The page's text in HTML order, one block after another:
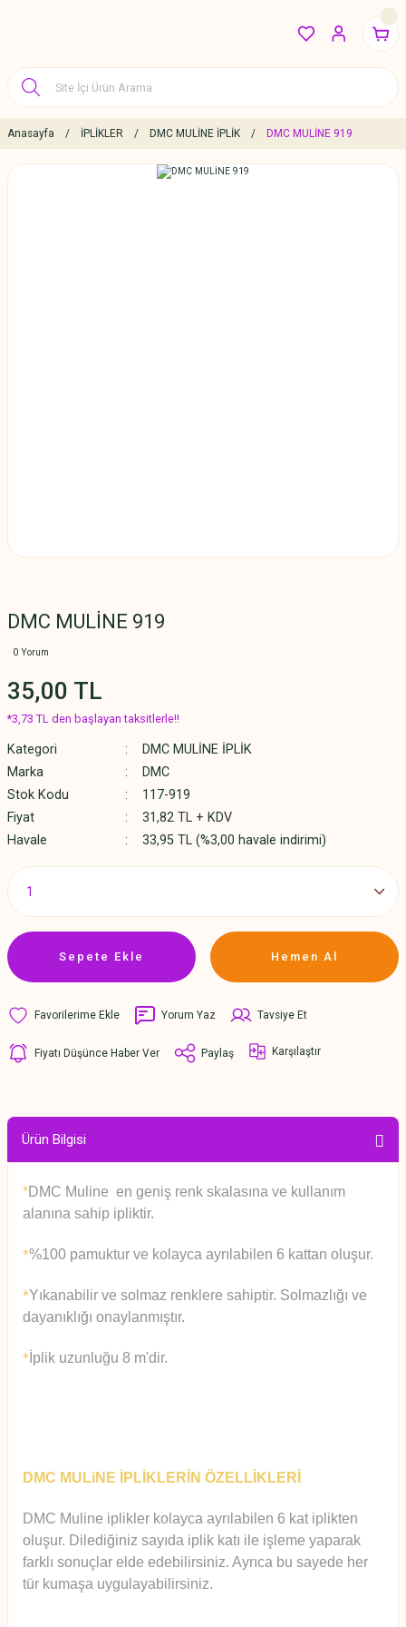
Anasayfa İPLİKLER DMC MULİNE İPLİK DMC MULİNE 919
DMC MULİNE 919
0 Yorum
35,00 TL
*3,73 TL den başlayan taksitlerle!!
Kategori
DMC MULİNE İPLİK
Marka
DMC
Stok Kodu
117-919
Fiyat
31,82 TL + KDV
Havale
33,95 TL (%3,00 havale indirimi)
Sepete Ekle Hemen Al
Yorum Yaz Tavsiye Et
Fiyatı Düşünce Haber Ver Paylaş Karşılaştır
Ürün Bilgisi
*DMC Muline en geniş renk skalasına ve kullanım
alanına sahip ipliktir.
*%100 pamuktur ve kolayca ayrılabilen 6 kattan oluşur.
*Yıkanabilir ve solmaz renklere sahiptir. Solmazlığı ve
dayanıklığı onaylanmıştır.
* İplik uzunluğu 8 m'dir.
DMC MULiNE İPLİKLERİN ÖZELLİKLERİ
DMC Muline iplikler kolayca ayrılabilen 6 kat iplikten
oluşur. Dilediğiniz sayıda iplik katı ile işleme yaparak
farklı sonuçlar elde edebilirsiniz. Ayrıca bu sayede her
tür kumaşa uygulayabilirsiniz.